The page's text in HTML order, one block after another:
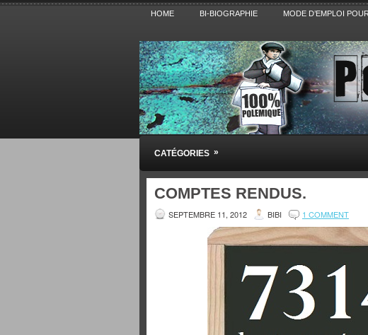
HOME BI-BIOGRAPHIE MODE D’EMPLOI
Pensez BiBi
Blog polémique sur l'Actualité, la Culture, la
CATÉGORIES »
COMPTES RENDUS.
SEPTEMBRE 11, 2012 BIBI 1 COMMENT